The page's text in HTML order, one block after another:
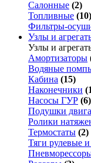
Салонные (2)
Топливные (10)
Фильтры-
Узлы и
Узлы и
Амортизаторы
Водяные
Кабина (15)
Наконечники
Насосы ГУР (6)
Подушки
Ролики
Термостаты (2)
Тяги рулевые